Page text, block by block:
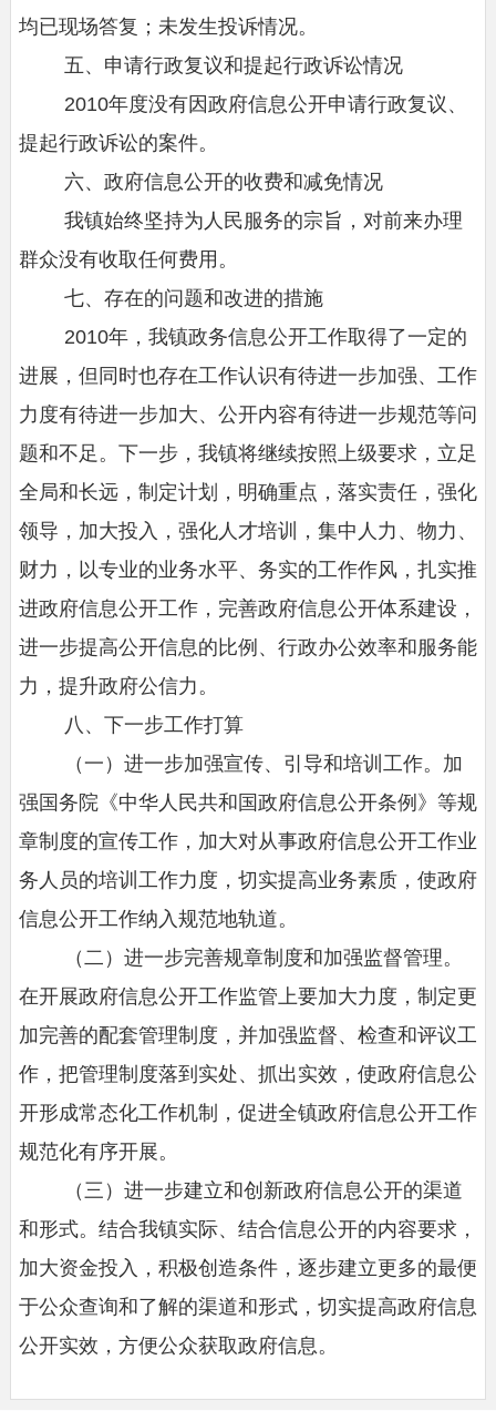
均已现场答复；未发生投诉情况。
五、申请行政复议和提起行政诉讼情况
2010年度没有因政府信息公开申请行政复议、
提起行政诉讼的案件。
六、政府信息公开的收费和减免情况
我镇始终坚持为人民服务的宗旨，对前来办理
群众没有收取任何费用。
七、存在的问题和改进的措施
2010年，我镇政务信息公开工作取得了一定的
进展，但同时也存在工作认识有待进一步加强、工作
力度有待进一步加大、公开内容有待进一步规范等问
题和不足。下一步，我镇将继续按照上级要求，立足
全局和长远，制定计划，明确重点，落实责任，强化
领导，加大投入，强化人才培训，集中人力、物力、
财力，以专业的业务水平、务实的工作作风，扎实推
进政府信息公开工作，完善政府信息公开体系建设，
进一步提高公开信息的比例、行政办公效率和服务能
力，提升政府公信力。
八、下一步工作打算
（一）进一步加强宣传、引导和培训工作。加
强国务院《中华人民共和国政府信息公开条例》等规
章制度的宣传工作，加大对从事政府信息公开工作业
务人员的培训工作力度，切实提高业务素质，使政府
信息公开工作纳入规范地轨道。
（二）进一步完善规章制度和加强监督管理。
在开展政府信息公开工作监管上要加大力度，制定更
加完善的配套管理制度，并加强监督、检查和评议工
作，把管理制度落到实处、抓出实效，使政府信息公
开形成常态化工作机制，促进全镇政府信息公开工作
规范化有序开展。
（三）进一步建立和创新政府信息公开的渠道
和形式。结合我镇实际、结合信息公开的内容要求，
加大资金投入，积极创造条件，逐步建立更多的最便
于公众查询和了解的渠道和形式，切实提高政府信息
公开实效，方便公众获取政府信息。